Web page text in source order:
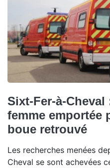
Sixt-Fer-à-
femme emportée
boue retrouvé
Les recherches menées
Cheval se sont achevées